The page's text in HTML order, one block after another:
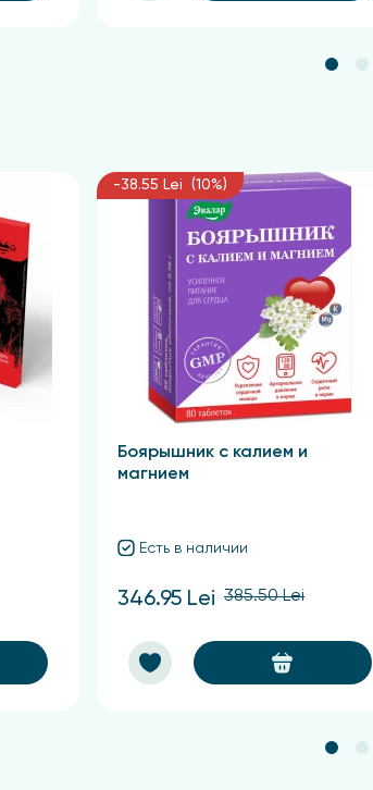
-38.55 Lei (10%)
Боярышник с калием и
магнием
Есть в наличии
346.95 Lei 385.50 Lei